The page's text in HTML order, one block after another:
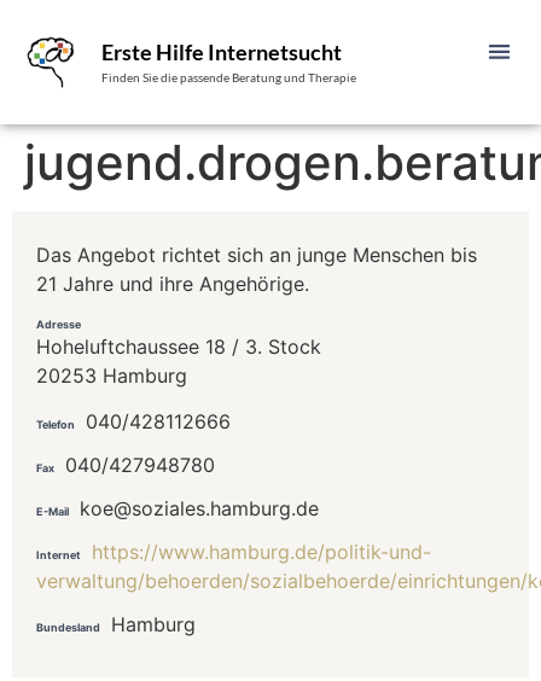
Erste Hilfe Internetsucht
Finden Sie die passende Beratung und Therapie
Das Angebot richtet sich an junge Menschen bis
21 Jahre und ihre Angehörige.
Adresse
Hoheluftchaussee 18 / 3. Stock
20253 Hamburg
Telefon 040/428112666
Fax 040/427948780
E-Mail koe@soziales.hamburg.de
Internet
https://www.hamburg.de/politik-und-
verwaltung/behoerden/sozialbehoerde/einrichtungen/
Bundesland Hamburg